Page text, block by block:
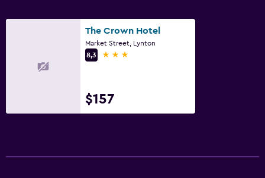
The Crown Hotel
Market Street, Lynton
8,3
3 estrellas
$157